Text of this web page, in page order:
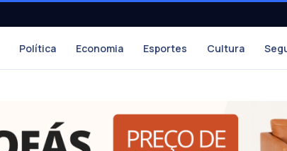
Política Economia Esportes Cultura